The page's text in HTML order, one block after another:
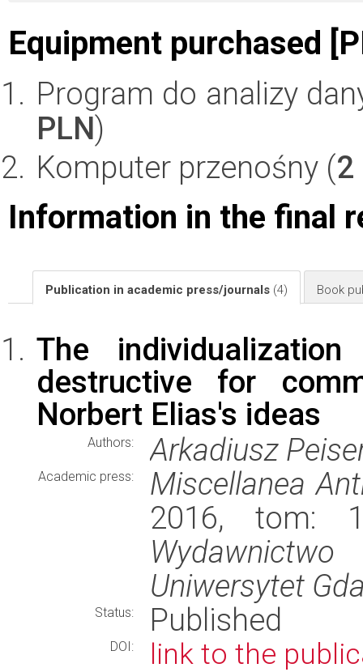
Equipment purchased
Program do analizy
PLN)
Komputer przenośny (2
Information in the final
Publication in academic press/journals (4) Book
The
destructive for
Norbert Elias's ideas
Authors: Arkadiusz
Academic press:
Miscellanea
2016, tom:
Uniwersytet
Status: Published
DOI: link to the